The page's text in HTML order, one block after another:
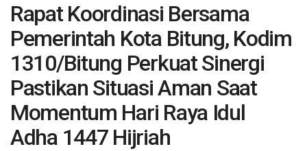
Rapat Koordinasi Bersama
Pemerintah Kota Bitung, Kodim
1310/Bitung Perkuat Sinergi
Pastikan Situasi Aman Saat
Momentum Hari Raya Idul
Adha 1447 Hijriah